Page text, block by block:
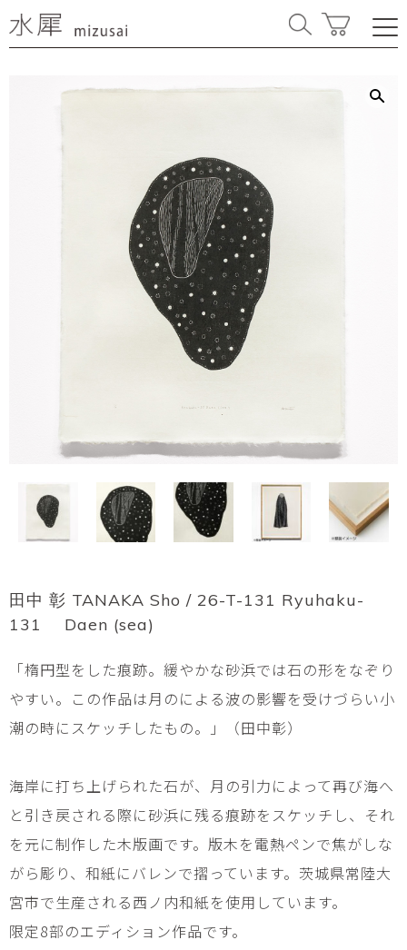
田中 彰 TANAKA Sho / 26-T-131 Ryuhaku-
131 Daen (sea)
「楕円型をした痕跡。緩やかな砂浜では石の形をなぞり
やすい。この作品は月のによる波の影響を受けづらい小
潮の時にスケッチしたもの。」（田中彰）
海岸に打ち上げられた石が、月の引力によって再び海へ
と引き戻される際に砂浜に残る痕跡をスケッチし、それ
を元に制作した木版画です。版木を電熱ペンで焦がしな
がら彫り、和紙にバレンで摺っています。茨城県常陸大
宮市で生産される西ノ内和紙を使用しています。
限定8部のエディション作品です。